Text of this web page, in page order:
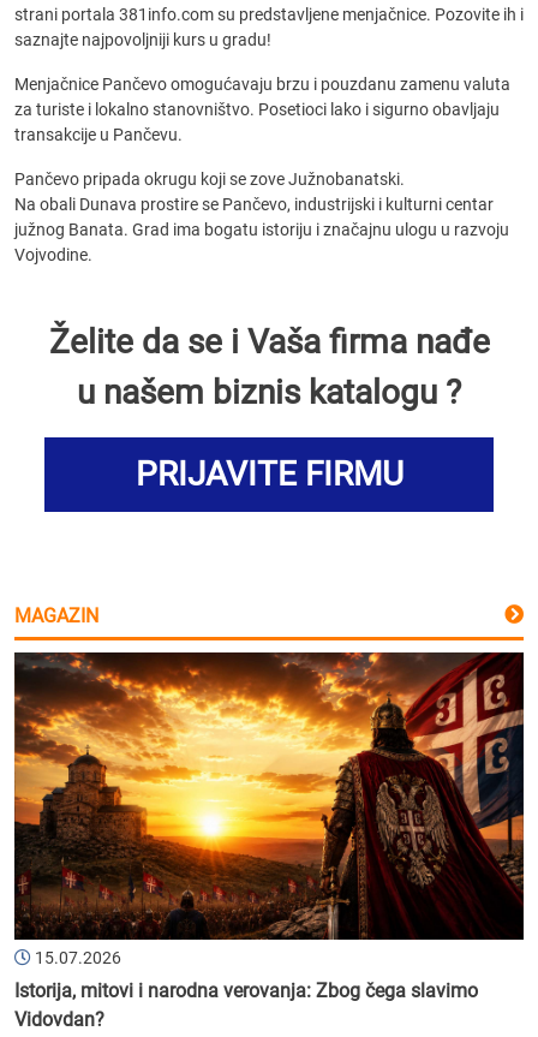
strani portala 381info.com su predstavljene menjačnice. Pozovite ih i
saznajte najpovoljniji kurs u gradu!
Menjačnice Pančevo omogućavaju brzu i pouzdanu zamenu valuta
za turiste i lokalno stanovništvo. Posetioci lako i sigurno obavljaju
transakcije u Pančevu.
Pančevo pripada okrugu koji se zove Južnobanatski.
Na obali Dunava prostire se Pančevo, industrijski i kulturni centar
južnog Banata. Grad ima bogatu istoriju i značajnu ulogu u razvoju
Vojvodine.
Želite da se i Vaša firma nađe
u našem biznis katalogu ?
PRIJAVITE FIRMU
MAGAZIN
15.07.2026
Istorija, mitovi i narodna verovanja: Zbog čega slavimo
Vidovdan?